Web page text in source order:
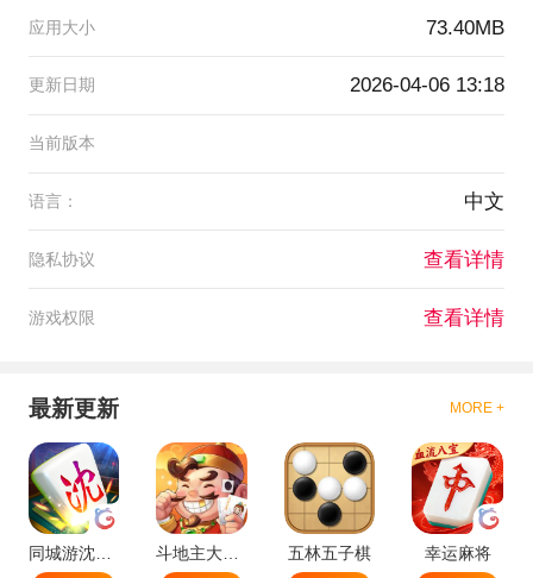
应用大小 73.40MB
更新日期 2026-04-06 13:18
当前版本
语言： 中文
隐私协议 查看详情
游戏权限 查看详情
最新更新 MORE +
同城游沈阳麻将
五林五子棋
幸运麻将